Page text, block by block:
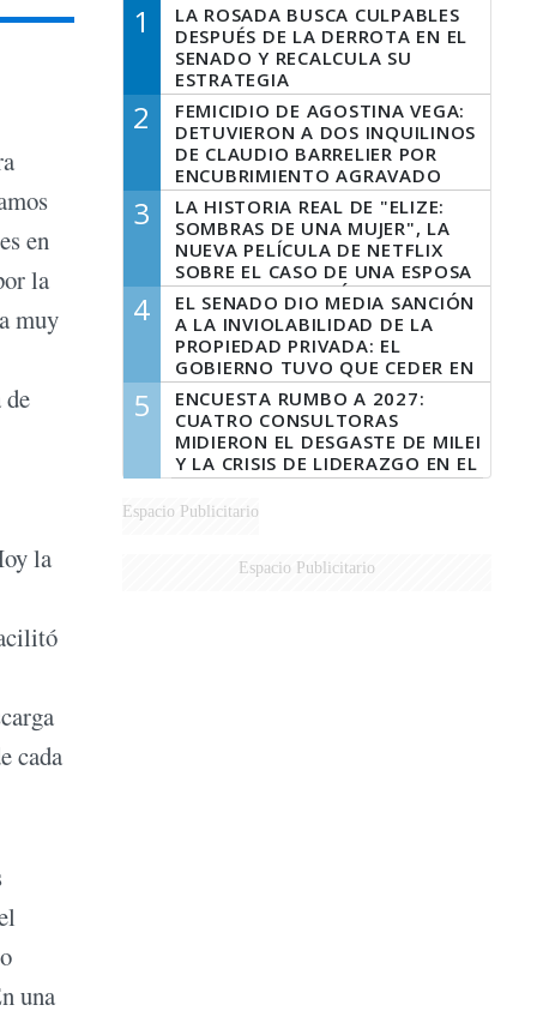
en
la
muy
la
cada
una
1
LA ROSADA BUSCA CULPABLES
DESPUÉS DE LA DERROTA EN EL
SENADO Y RECALCULA SU
ESTRATEGIA
2
FEMICIDIO DE AGOSTINA VEGA:
DETUVIERON A DOS INQUILINOS
DE CLAUDIO BARRELIER POR
ENCUBRIMIENTO AGRAVADO
3
LA HISTORIA REAL DE "ELIZE:
SOMBRAS DE UNA MUJER", LA
NUEVA PELÍCULA DE NETFLIX
SOBRE EL CASO DE UNA ESPOSA
QUE DESCUARTIZÓ A SU
MARIDO
4
EL SENADO DIO MEDIA SANCIÓN
A LA INVIOLABILIDAD DE LA
PROPIEDAD PRIVADA: EL
GOBIERNO TUVO QUE CEDER EN
LA LEY DEL MANEJO DEL FUEGO
5
ENCUESTA RUMBO A 2027:
CUATRO CONSULTORAS
MIDIERON EL DESGASTE DE MILEI
Y LA CRISIS DE LIDERAZGO EN EL
PERONISMO
Espacio Publicitario
Espacio Publicitario